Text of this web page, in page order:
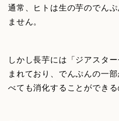
通常、ヒトは生の芋のでん
ません。
しかし長芋には「ジアスタ
まれており、でんぷんの一
べても消化することができる